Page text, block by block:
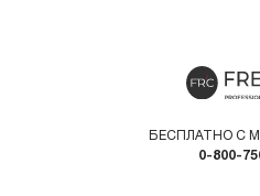
БЕСПЛАТНО С
0-800-